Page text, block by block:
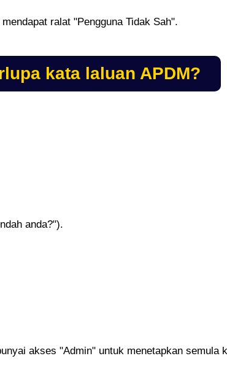
ralat "Pengguna Tidak Sah".
kata laluan APDM?
anda?").
akses "Admin" untuk menetapkan semula